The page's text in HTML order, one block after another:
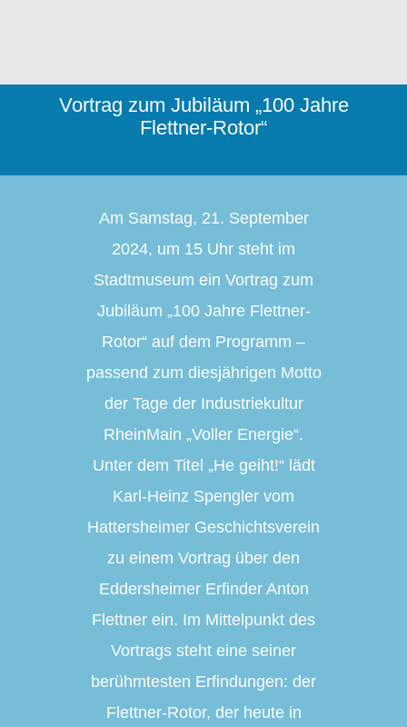
Presse-Archiv
Kontakt/Impressum/DSGVO
Vortrag zum Jubiläum „100 Jahre
Flettner-Rotor“
Am Samstag, 21. September
2024, um 15 Uhr steht im
Stadtmuseum ein Vortrag zum
Jubiläum „100 Jahre Flettner-
Rotor“ auf dem Programm –
passend zum diesjährigen Motto
der Tage der Industriekultur
RheinMain „Voller Energie“.
Unter dem Titel „He geiht!“ lädt
Karl-Heinz Spengler vom
Hattersheimer Geschichtsverein
zu einem Vortrag über den
Eddersheimer Erfinder Anton
Flettner ein. Im Mittelpunkt des
Vortrags steht eine seiner
berühmtesten Erfindungen: der
Flettner-Rotor, der heute in